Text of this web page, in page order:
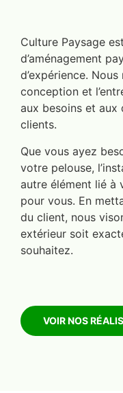
Culture Paysage
d’aménagement
d’expérience.
conception et
aux besoins et aux
clients.
Que vous ayez
votre pelouse,
autre élément lié à
pour vous. En
du client, nous
extérieur soit
souhaitez.
VOIR NOS